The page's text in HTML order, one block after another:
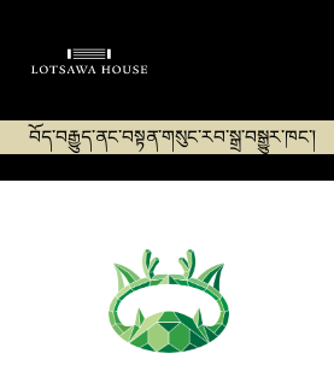
བོད་བརྒྱུད་ནང་བསྟན་གསུང་རབ་སྒྲ་བསྒྱུར་ཁང་།